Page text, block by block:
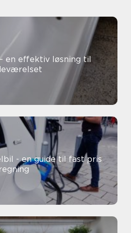
en effektiv løsning til
- en guide til fast pris